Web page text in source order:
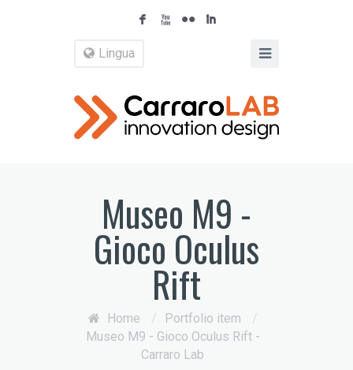
F X N I
Lingua
Museo M9 -
Gioco Oculus
Rift
Home / Portfolio item
/
Museo M9 - Gioco Oculus Rift -
Carraro Lab